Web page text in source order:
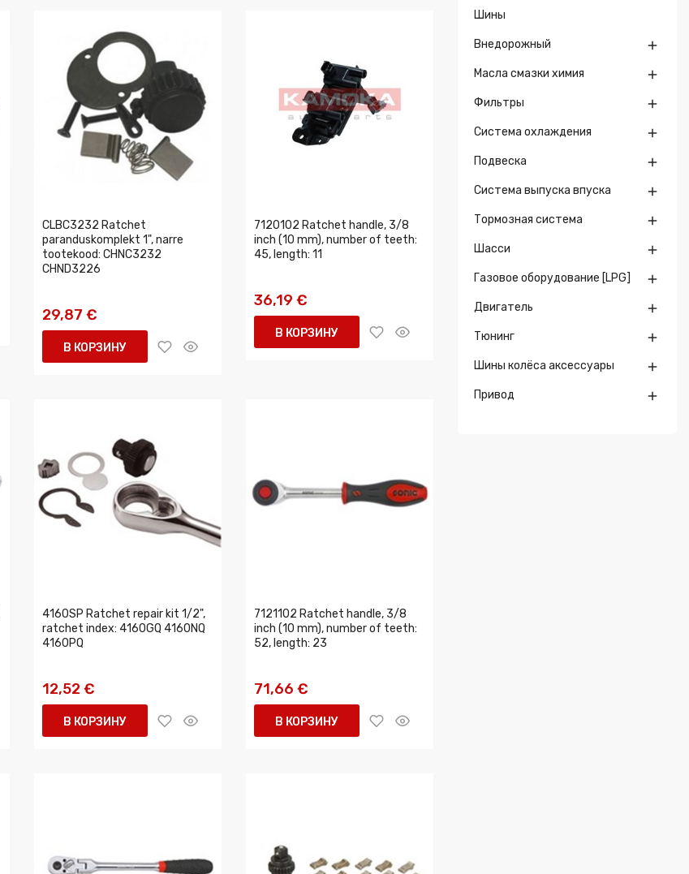
CLBC3232 Ratchet
paranduskomplekt 1", narre
tootekood: CHNC3232
CHND3226
29,87 €
В КОРЗИНУ
7120102 Ratchet handle, 3/8
inch (10 mm), number of teeth:
45, length: 11
36,19 €
В КОРЗИНУ
4160SP Ratchet repair kit 1/2",
ratchet index: 4160GQ 4160NQ
4160PQ
12,52 €
В КОРЗИНУ
7121102 Ratchet handle, 3/8
inch (10 mm), number of teeth:
52, length: 23
71,66 €
В КОРЗИНУ
Шины
Внедорожный 
Масла смазки химия 
Фильтры 
Система охлаждения 
Подвеска 
Система выпуска впуска 
Тормозная система 
Шасси 
Газовое оборудование [LPG] 
Двигатель 
Тюнинг 
Шины колёса аксессуары 
Привод 